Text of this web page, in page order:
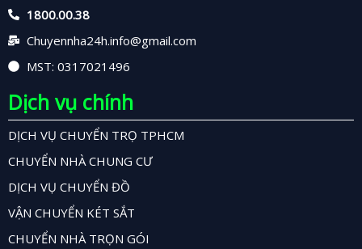
1800.00.38
Chuyennha24h.info@gmail.com
MST: 0317021496
Dịch vụ chính
DỊCH VỤ CHUYỂN TRỌ TPHCM
CHUYỂN NHÀ CHUNG CƯ
DỊCH VỤ CHUYỂN ĐỒ
VẬN CHUYỂN KÉT SẮT
CHUYỂN NHÀ TRỌN GÓI